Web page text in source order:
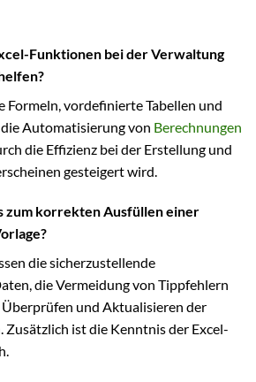
Funktionen bei der Verwaltung
Formeln, vordefinierte Tabellen und
Automatisierung von Berechnungen
die Effizienz bei der Erstellung und
gesteigert wird.
zum korrekten Ausfüllen einer
die sicherzustellende
die Vermeidung von Tippfehlern
Überprüfen und Aktualisieren der
ist die Kenntnis der Excel-